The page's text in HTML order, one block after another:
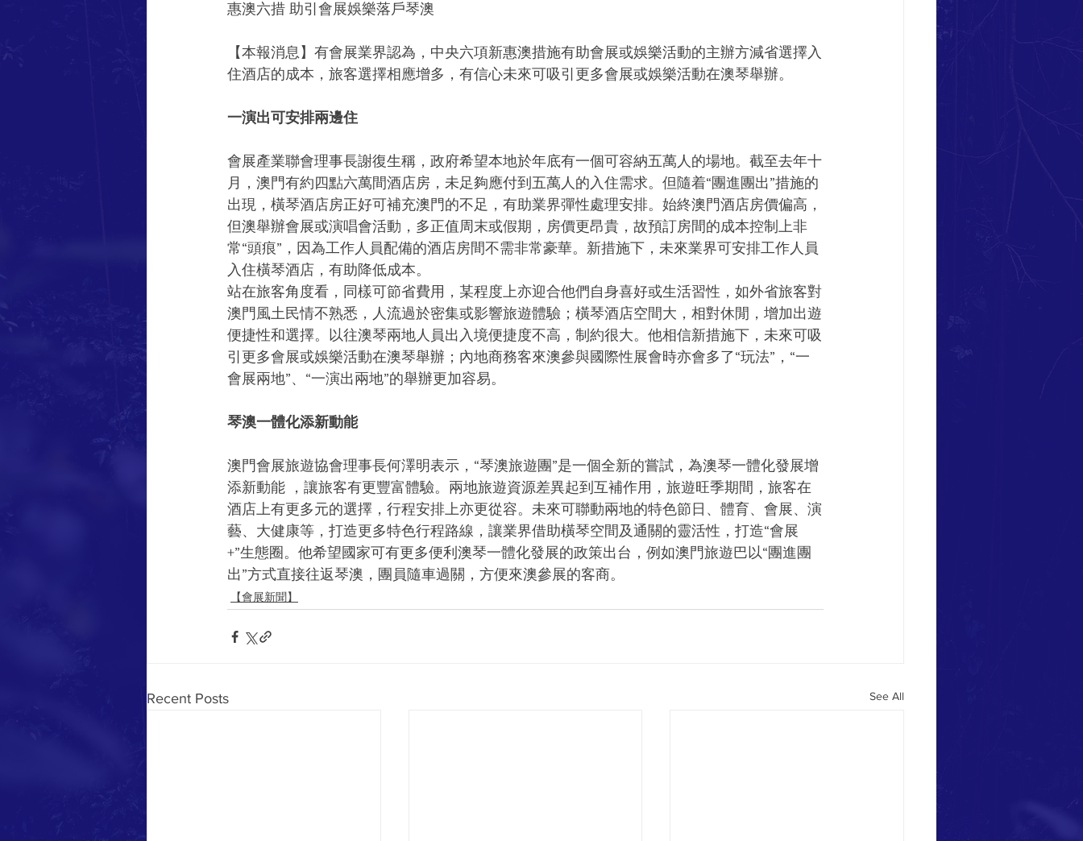
惠澳六措 助引會展娛樂落戶琴澳
【本報消息】有會展業界認為，中央六項新惠澳措施有助會展或娛樂活動的主辦方減省選擇入
住酒店的成本，旅客選擇相應增多，有信心未來可吸引更多會展或娛樂活動在澳琴舉辦。
一演出可安排兩邊住
會展產業聯會理事長謝復生稱，政府希望本地於年底有一個可容納五萬人的場地。截至去年十
月，澳門有約四點六萬間酒店房，未足夠應付到五萬人的入住需求。但隨着“團進團出”措施的
出現，橫琴酒店房正好可補充澳門的不足，有助業界彈性處理安排。始終澳門酒店房價偏高，
但澳舉辦會展或演唱會活動，多正值周末或假期，房價更昂貴，故預訂房間的成本控制上非
常“頭痕”，因為工作人員配備的酒店房間不需非常豪華。新措施下，未來業界可安排工作人員
入住橫琴酒店，有助降低成本。
站在旅客角度看，同樣可節省費用，某程度上亦迎合他們自身喜好或生活習性，如外省旅客對
澳門風土民情不熟悉，人流過於密集或影響旅遊體驗；橫琴酒店空間大，相對休閒，增加出遊
便捷性和選擇。以往澳琴兩地人員出入境便捷度不高，制約很大。他相信新措施下，未來可吸
引更多會展或娛樂活動在澳琴舉辦；內地商務客來澳參與國際性展會時亦會多了“玩法”，“一
會展兩地”、“一演出兩地”的舉辦更加容易。
琴澳一體化添新動能
澳門會展旅遊協會理事長何澤明表示，“琴澳旅遊團”是一個全新的嘗試，為澳琴一體化發展增
添新動能 ，讓旅客有更豐富體驗。兩地旅遊資源差異起到互補作用，旅遊旺季期間，旅客在
酒店上有更多元的選擇，行程安排上亦更從容。未來可聯動兩地的特色節日、體育、會展、演
藝、大健康等，打造更多特色行程路線，讓業界借助橫琴空間及通關的靈活性，打造“會展
+”生態圈。他希望國家可有更多便利澳琴一體化發展的政策出台，例如澳門旅遊巴以“團進團
出”方式直接往返琴澳，團員隨車過關，方便來澳參展的客商。
【會展新聞】
Recent Posts See All